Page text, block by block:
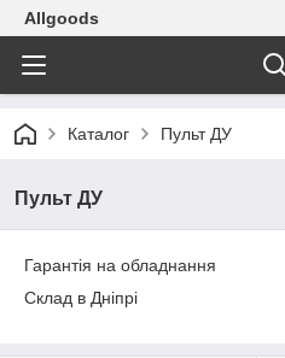
Allgoods
Каталог Пульт ДУ
Пульт ДУ
Гарантія на обладнання
Склад в Дніпрі